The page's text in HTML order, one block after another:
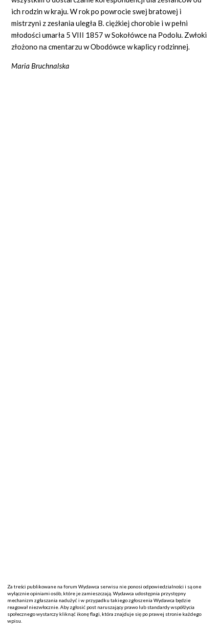
ich rodzin w kraju. W rok po powrocie swej bratowej i
mistrzyni z zesłania uległa B. ciężkiej chorobie i w pełni
młodości umarła 5 VIII 1857 w Sokołówce na Podolu. Zwłoki
złożono na cmentarzu w Obodówce w kaplicy rodzinnej.
Maria Bruchnalska
Za treści publikowane na forum Wydawca serwisu nie ponosi odpowiedzialności i są one
wyłącznie opiniami osób, które je zamieszczają. Wydawca udostępnia przystępny
mechanizm zgłaszania nadużyć i w przypadku takiego zgłoszenia Wydawca będzie
reagował niezwłocznie. Aby zgłosić post naruszający prawo lub standardy współżycia
społecznego wystarczy kliknąć ikonę flagi, która znajduje się po prawej stronie każdego
wpisu.